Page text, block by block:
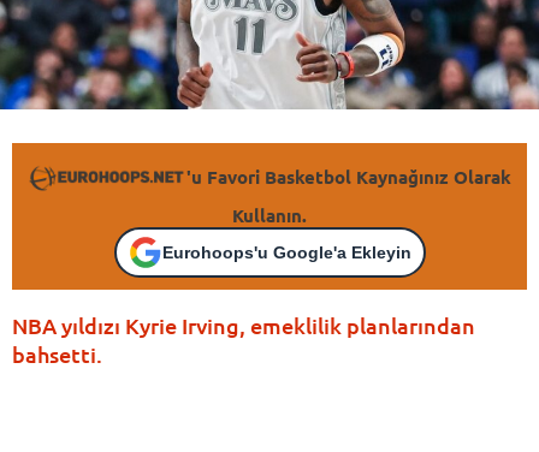
'u Favori Basketbol Kaynağınız Olarak
Kullanın.
Eurohoops'u Google'a Ekleyin
NBA yıldızı Kyrie Irving, emeklilik planlarından
bahsetti.